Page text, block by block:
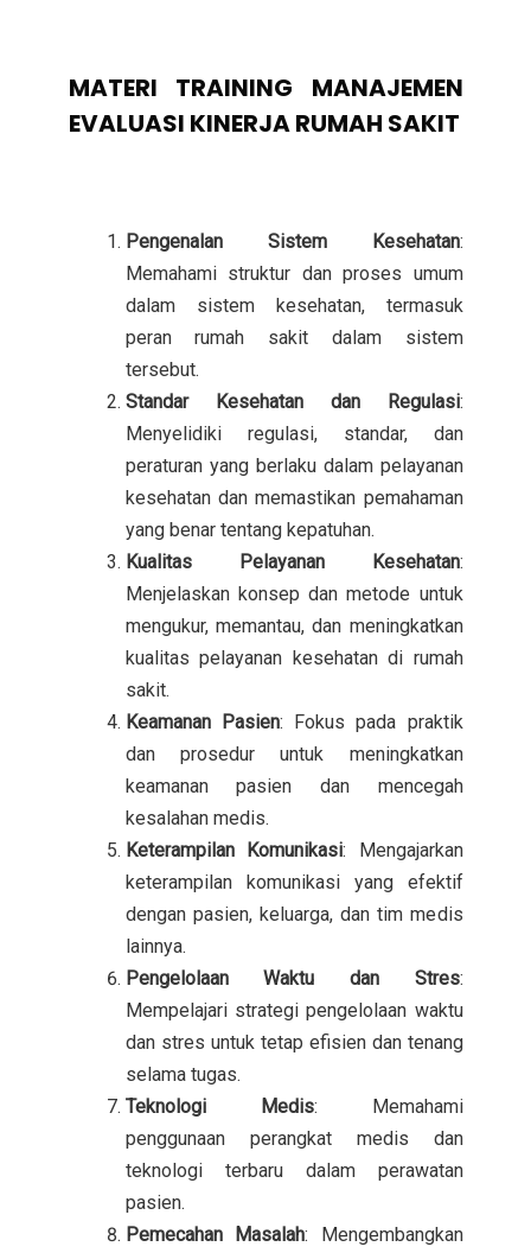
MATERI TRAINING MANAJEMEN
EVALUASI KINERJA RUMAH SAKIT
Pengenalan Sistem Kesehatan:
Memahami struktur dan proses umum
dalam sistem kesehatan, termasuk
peran rumah sakit dalam sistem
tersebut.
Standar Kesehatan dan Regulasi:
Menyelidiki regulasi, standar, dan
peraturan yang berlaku dalam pelayanan
kesehatan dan memastikan pemahaman
yang benar tentang kepatuhan.
Kualitas Pelayanan Kesehatan:
Menjelaskan konsep dan metode untuk
mengukur, memantau, dan meningkatkan
kualitas pelayanan kesehatan di rumah
sakit.
Keamanan Pasien: Fokus pada praktik
dan prosedur untuk meningkatkan
keamanan pasien dan mencegah
kesalahan medis.
Keterampilan Komunikasi: Mengajarkan
keterampilan komunikasi yang efektif
dengan pasien, keluarga, dan tim medis
lainnya.
Pengelolaan Waktu dan Stres:
Mempelajari strategi pengelolaan waktu
dan stres untuk tetap efisien dan tenang
selama tugas.
Teknologi Medis: Memahami
penggunaan perangkat medis dan
teknologi terbaru dalam perawatan
pasien.
Pemecahan Masalah: Mengembangkan